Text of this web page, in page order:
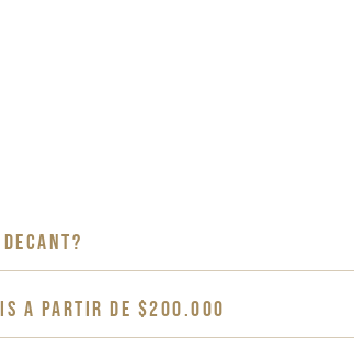
decant?
a partir de $200.000